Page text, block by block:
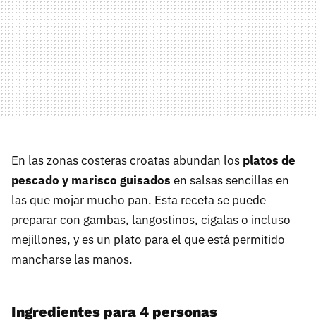
En las zonas costeras croatas abundan los platos de
pescado y marisco guisados en salsas sencillas en
las que mojar mucho pan. Esta receta se puede
preparar con gambas, langostinos, cigalas o incluso
mejillones, y es un plato para el que está permitido
mancharse las manos.
Ingredientes para 4 personas